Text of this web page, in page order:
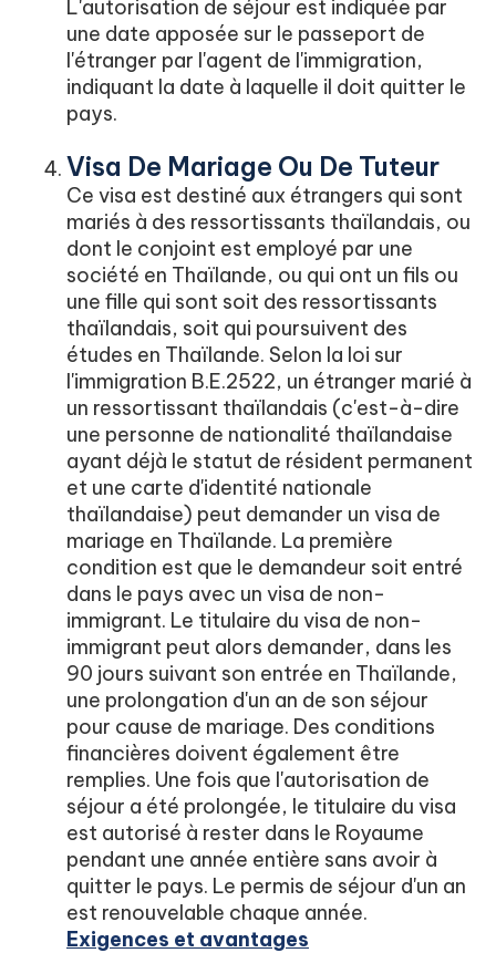
L'autorisation de séjour est indiquée par
une date apposée sur le passeport de
l'étranger par l'agent de l'immigration,
indiquant la date à laquelle il doit quitter le
pays.
Visa De Mariage Ou De Tuteur
Ce visa est destiné aux étrangers qui sont
mariés à des ressortissants thaïlandais, ou
dont le conjoint est employé par une
société en Thaïlande, ou qui ont un fils ou
une fille qui sont soit des ressortissants
thaïlandais, soit qui poursuivent des
études en Thaïlande. Selon la loi sur
l'immigration B.E.2522, un étranger marié à
un ressortissant thaïlandais (c'est-à-dire
une personne de nationalité thaïlandaise
ayant déjà le statut de résident permanent
et une carte d'identité nationale
thaïlandaise) peut demander un visa de
mariage en Thaïlande. La première
condition est que le demandeur soit entré
dans le pays avec un visa de non-
immigrant. Le titulaire du visa de non-
immigrant peut alors demander, dans les
90 jours suivant son entrée en Thaïlande,
une prolongation d'un an de son séjour
pour cause de mariage. Des conditions
financières doivent également être
remplies. Une fois que l'autorisation de
séjour a été prolongée, le titulaire du visa
est autorisé à rester dans le Royaume
pendant une année entière sans avoir à
quitter le pays. Le permis de séjour d'un an
est renouvelable chaque année.
Exigences et avantages